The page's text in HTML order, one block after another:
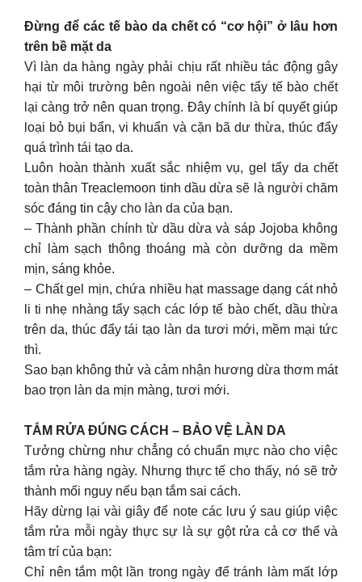
Đừng để các tế bào da chết có “cơ hội” ở lâu hơn
trên bề mặt da
Vì làn da hàng ngày phải chịu rất nhiều tác động gây
hại từ môi trường bên ngoài nên việc tẩy tế bào chết
lại càng trở nên quan trọng. Đây chính là bí quyết giúp
loại bỏ bụi bẩn, vi khuẩn và cặn bã dư thừa, thúc đẩy
quá trình tái tạo da.
Luôn hoàn thành xuất sắc nhiệm vụ, gel tẩy da chết
toàn thân Treaclemoon tinh dầu dừa sẽ là người chăm
sóc đáng tin cậy cho làn da của bạn.
– Thành phần chính từ dầu dừa và sáp Jojoba không
chỉ làm sạch thông thoáng mà còn dưỡng da mềm
mịn, sáng khỏe.
– Chất gel mịn, chứa nhiều hạt massage dạng cát nhỏ
li ti nhẹ nhàng tẩy sạch các lớp tế bào chết, dầu thừa
trên da, thúc đẩy tái tạo làn da tươi mới, mềm mại tức
thì.
Sao bạn không thử và cảm nhận hương dừa thơm mát
bao trọn làn da mịn màng, tươi mới.
TẮM RỬA ĐÚNG CÁCH – BẢO VỆ LÀN DA
Tưởng chừng như chẳng có chuẩn mực nào cho việc
tắm rửa hàng ngày. Nhưng thực tế cho thấy, nó sẽ trở
thành mối nguy nếu bạn tắm sai cách.
Hãy dừng lại vài giây để note các lưu ý sau giúp việc
tắm rửa mỗi ngày thực sự là sự gột rửa cả cơ thể và
tâm trí của bạn:
Chỉ nên tắm một lần trong ngày để tránh làm mất lớp